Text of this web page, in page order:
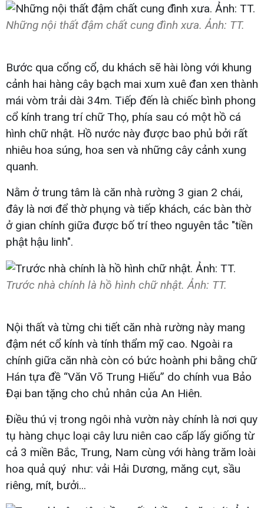
Những nội thất đậm chất cung đình xưa. Ảnh: TT.
Bước qua cổng cổ, du khách sẽ hài lòng với khung
cảnh hai hàng cây bạch mai xum xuê đan xen thành
mái vòm trải dài 34m. Tiếp đến là chiếc bình phong
cổ kính trang trí chữ Thọ, phía sau có một hồ cá
hình chữ nhật. Hồ nước này được bao phủ bởi rất
nhiêu hoa súng, hoa sen và những cây cảnh xung
quanh.
Nằm ở trung tâm là căn nhà rường 3 gian 2 chái,
đây là nơi để thờ phụng và tiếp khách, các bàn thờ
ở gian chính giữa được bố trí theo nguyên tắc "tiền
phật hậu linh".
Trước nhà chính là hồ hình chữ nhật. Ảnh: TT.
Nội thất và từng chi tiết căn nhà rường này mang
đậm nét cổ kính và tính thẩm mỹ cao. Ngoài ra
chính giữa căn nhà còn có bức hoành phi bằng chữ
Hán tựa đề “Văn Võ Trung Hiếu” do chính vua Bảo
Đại ban tặng cho chủ nhân của An Hiên.
Điều thú vị trong ngôi nhà vườn này chính là nơi quy
tụ hàng chục loại cây lưu niên cao cấp lấy giống từ
cả 3 miền Bắc, Trung, Nam cùng với hàng trăm loài
hoa quả quý như: vải Hải Dương, măng cụt, sầu
riêng, mít, bưởi...